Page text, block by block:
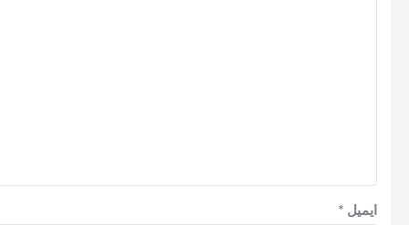
ایمیل *